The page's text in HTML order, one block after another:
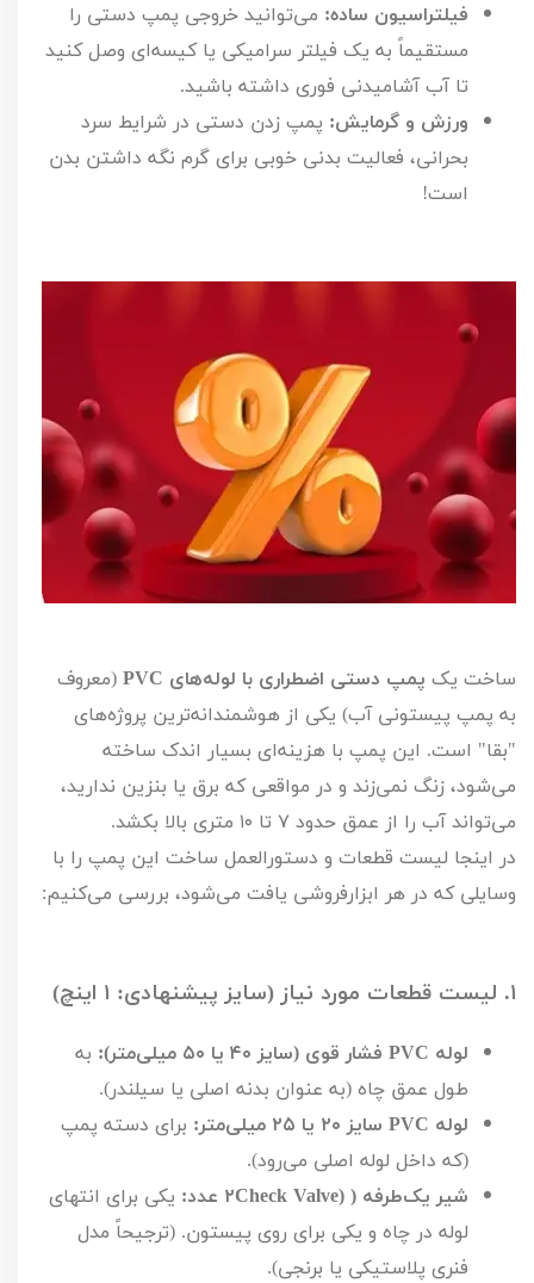
فیلتراسیون ساده: می‌توانید خروجی پمپ دستی را
مستقیماً به یک فیلتر سرامیکی یا کیسه‌ای وصل کنید
تا آب آشامیدنی فوری داشته باشید.
ورزش و گرمایش: پمپ زدن دستی در شرایط سرد
بحرانی، فعالیت بدنی خوبی برای گرم نگه داشتن بدن
است!
ساخت یک پمپ دستی اضطراری با لوله‌های PVC (معروف
به پمپ پیستونی آب) یکی از هوشمندانه‌ترین پروژه‌های
"بقا" است. این پمپ با هزینه‌ای بسیار اندک ساخته
می‌شود، زنگ نمی‌زند و در مواقعی که برق یا بنزین ندارید،
می‌تواند آب را از عمق حدود ۷ تا ۱۰ متری بالا بکشد.
در اینجا لیست قطعات و دستورالعمل ساخت این پمپ را با
وسایلی که در هر ابزارفروشی یافت می‌شود، بررسی می‌کنیم:
۱. لیست قطعات مورد نیاز (سایز پیشنهادی: ۱ اینچ)
لوله PVC فشار قوی (سایز ۴۰ یا ۵۰ میلی‌متر): به
طول عمق چاه (به عنوان بدنه اصلی یا سیلندر).
لوله PVC سایز ۲۰ یا ۲۵ میلی‌متر: برای دسته پمپ
(که داخل لوله اصلی می‌رود).
شیر یک‌طرفه ( Check Valve)۲ عدد: یکی برای انتهای
لوله در چاه و یکی برای روی پیستون. (ترجیحاً مدل
فنری پلاستیکی یا برنجی).